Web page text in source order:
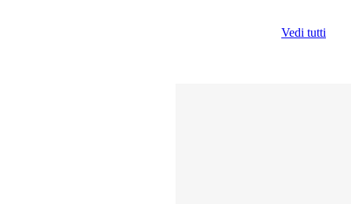
Vedi tutti